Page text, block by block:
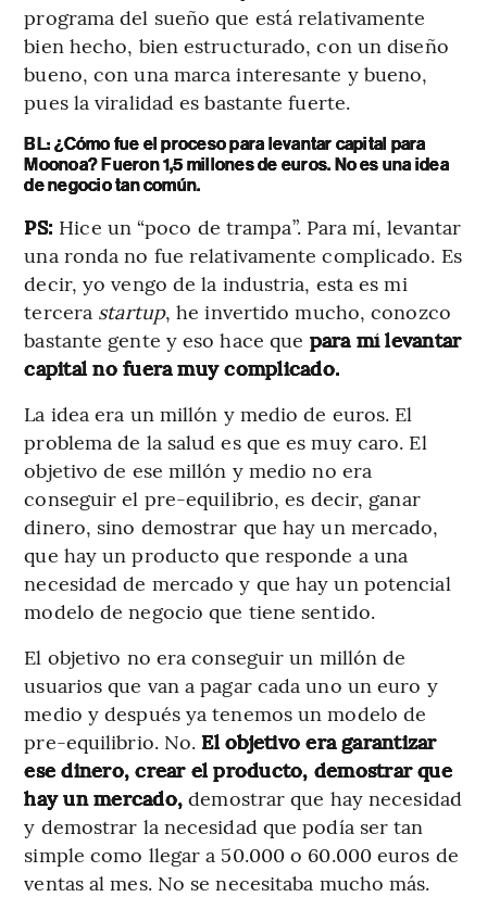
programa del sueño que está relativamente
bien hecho, bien estructurado, con un diseño
bueno, con una marca interesante y bueno,
pues la viralidad es bastante fuerte.
BL: ¿Cómo fue el proceso para levantar capital para
Moonoa? Fueron 1,5 millones de euros. No es una idea
de negocio tan común.
PS: Hice un “poco de trampa”. Para mí, levantar
una ronda no fue relativamente complicado. Es
decir, yo vengo de la industria, esta es mi
tercera startup, he invertido mucho, conozco
bastante gente y eso hace que para mí levantar
capital no fuera muy complicado.
La idea era un millón y medio de euros. El
problema de la salud es que es muy caro. El
objetivo de ese millón y medio no era
conseguir el pre-equilibrio, es decir, ganar
dinero, sino demostrar que hay un mercado,
que hay un producto que responde a una
necesidad de mercado y que hay un potencial
modelo de negocio que tiene sentido.
El objetivo no era conseguir un millón de
usuarios que van a pagar cada uno un euro y
medio y después ya tenemos un modelo de
pre-equilibrio. No. El objetivo era garantizar
ese dinero, crear el producto, demostrar que
hay un mercado,demostrar que hay necesidad
y demostrar la necesidad que podía ser tan
simple como llegar a 50.000 o 60.000 euros de
ventas al mes. No se necesitaba mucho más.